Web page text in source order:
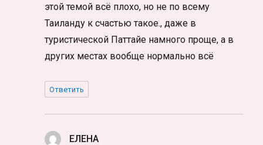
этой темой всё плохо, но не по всему
Таиланду к счастью такое., даже в
туристической Паттайе намного проще, а в
других местах вообще нормально всё
Ответить
ЕЛЕНА